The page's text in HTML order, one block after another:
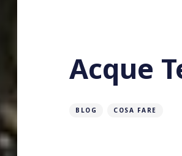
Acque
BLOG COSA FARE